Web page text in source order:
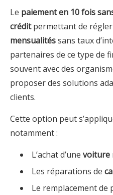
Le paiement en 10 fois
créditpermettant de
mensualitéssans taux
partenaires de ce type de
souvent avec des
proposer des solutions
clients.
Cette option peut
notamment :
L’achat d’une voiture
Les réparations de
Le remplacement de